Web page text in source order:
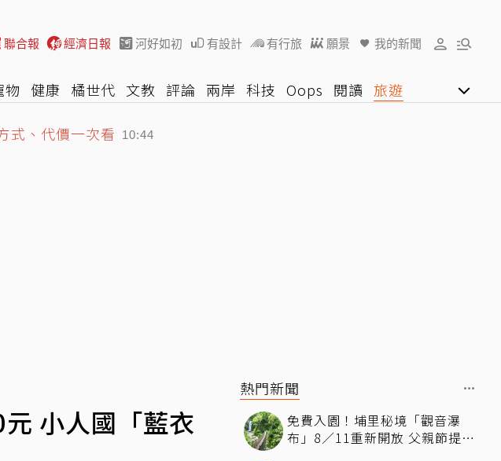
聯合報 經濟日報 河好如初 有設計 有行旅 願景 我的新聞
物 健康 橘世代 文教 評論 兩岸 科技 Oops 閱讀 旅遊
式、代價一次看
變戰場 10:21
小人國「藍衣
熱門新聞
免費入園！埔里秘境「觀音瀑
布」8／11重新開放 父親節提前